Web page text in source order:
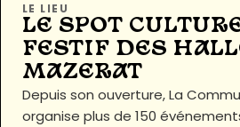
LE LIEU
LE SPOT
FESTIF DES
MAZERAT
Depuis son ouverture, La
organise plus de 150